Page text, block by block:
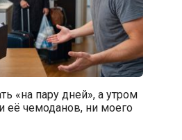
«на пару дней», а утром
её чемоданов, ни моего